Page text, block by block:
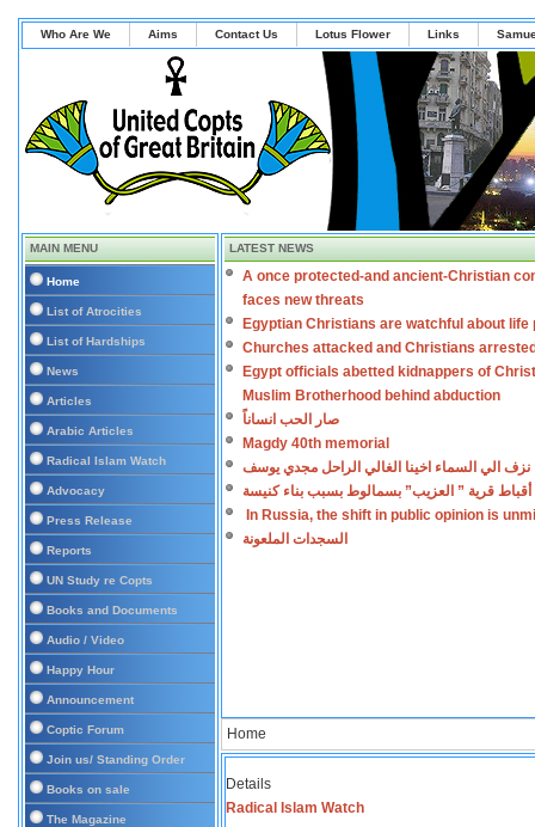
Who Are We Aims Contact Us Lotus Flower Links
MAIN MENU
Home
List of Atrocities
List of Hardships
News
Articles
Arabic Articles
Radical Islam Watch
Advocacy
Press Release
Reports
UN Study re Copts
Books and Documents
Audio / Video
Happy Hour
Announcement
Coptic Forum
Join us/ Standing Order
Books on sale
The Magazine
LATEST NEWS
A once protected-and ancient-Christian
faces new threats
Egyptian Christians are watchful about life
Churches attacked and Christians
Egypt officials abetted kidnappers of
Muslim Brotherhood behind abduction
صار الحب انساناً
Magdy 40th memorial
نزف الي السماء اخينا الغالي الراحل مجدي يوسف
أقباط قرية ” العزيب” بسمالوط بسبب بناء كنيسة
In Russia, the shift in public opinion is
السجدات الملعونة
Home
Details
Radical Islam Watch